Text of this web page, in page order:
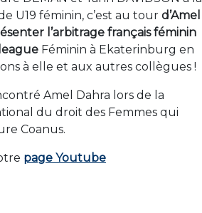
U19 féminin, c’est au tour d’Amel
l’arbitrage français féminin
Féminin à Ekaterinburg en
à elle et aux autres collègues !
Amel Dahra lors de la
du droit des Femmes qui
Coanus.
page Youtube